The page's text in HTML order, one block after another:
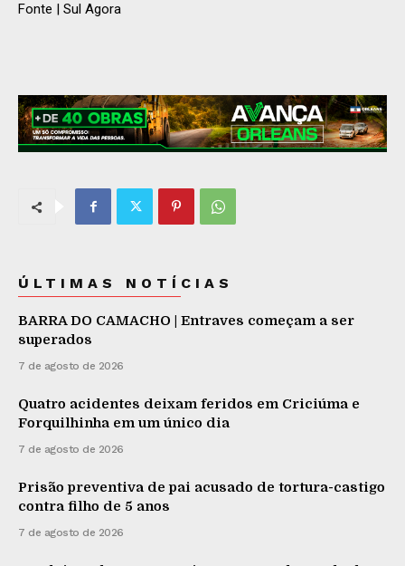
Fonte | Sul Agora
ÚLTIMAS NOTÍCIAS
BARRA DO CAMACHO | Entraves começam a ser
superados
7 de agosto de 2026
Quatro acidentes deixam feridos em Criciúma e
Forquilhinha em um único dia
7 de agosto de 2026
Prisão preventiva de pai acusado de tortura-castigo
contra filho de 5 anos
7 de agosto de 2026